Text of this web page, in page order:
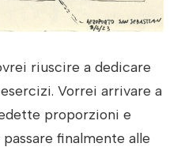
riuscire a dedicare
Vorrei arrivare a
proporzioni e
finalmente alle